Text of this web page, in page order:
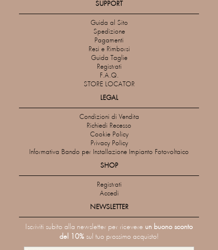
SUPPORT
Guida al Sito
Spedizione
Pagamenti
Resi e Rimborsi
Guida Taglie
Registrati
F.A.Q.
STORE LOCATOR
LEGAL
Condizioni di Vendita
Richiedi Recesso
Cookie Policy
Privacy Policy
Informativa Bando per Installazione Impianto Fotovoltaico
SHOP
Registrati
Accedi
NEWSLETTER
Iscriviti subito alla newsletter per ricevere un buono sconto
del 10% sul tuo prossimo acquisto!